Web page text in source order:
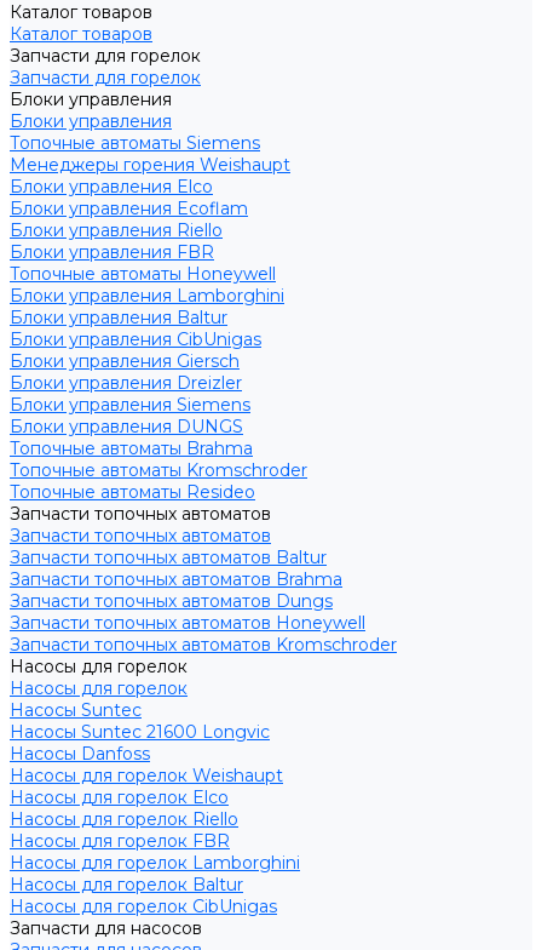
Каталог товаров
Каталог товаров
Запчасти для горелок
Запчасти для горелок
Блоки управления
Блоки управления
Топочные автоматы Siemens
Менеджеры горения Weishaupt
Блоки управления Elco
Блоки управления Ecoflam
Блоки управления Riello
Блоки управления FBR
Топочные автоматы Honeywell
Блоки управления Lamborghini
Блоки управления Baltur
Блоки управления CibUnigas
Блоки управления Giersch
Блоки управления Dreizler
Блоки управления Siemens
Блоки управления DUNGS
Топочные автоматы Brahma
Топочные автоматы Kromschroder
Топочные автоматы Resideo
Запчасти топочных автоматов
Запчасти топочных автоматов
Запчасти топочных автоматов Baltur
Запчасти топочных автоматов Brahma
Запчасти топочных автоматов Dungs
Запчасти топочных автоматов Honeywell
Запчасти топочных автоматов Kromschroder
Насосы для горелок
Насосы для горелок
Насосы Suntec
Насосы Suntec 21600 Longvic
Насосы Danfoss
Насосы для горелок Weishaupt
Насосы для горелок Elco
Насосы для горелок Riello
Насосы для горелок FBR
Насосы для горелок Lamborghini
Насосы для горелок Baltur
Насосы для горелок CibUnigas
Запчасти для насосов